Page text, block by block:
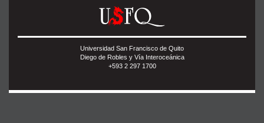
Universidad San Francisco de Quito
Diego de Robles y Vía Interoceánica
+593 2 297 1700